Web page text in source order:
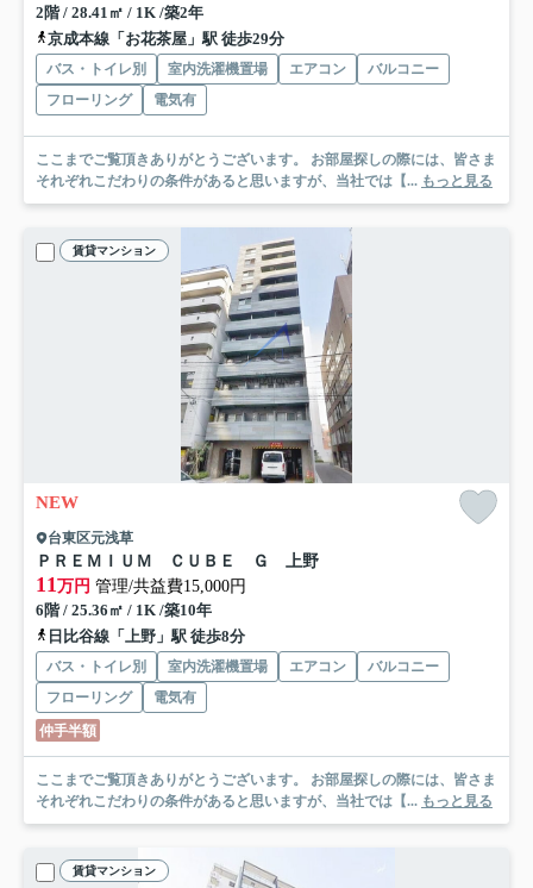
2階 / 28.41㎡ / 1K /築2年
京成本線「お花茶屋」駅 徒歩29分
バス・トイレ別 室内洗濯機置場 エアコン
バルコニー
フローリング
電気有
ここまでご覧頂きありがとうございます。 お部屋探しの際には、皆さま
それぞれこだわりの条件があると思いますが、当社では【... もっと見る
賃貸マンション
NEW
台東区元浅草
ＰＲＥＭＩＵＭ ＣＵＢＥ Ｇ 上野
11 万円 管理/共益費15,000円
6階 / 25.36㎡ / 1K /築10年
日比谷線「上野」駅 徒歩8分
バス・トイレ別 室内洗濯機置場 エアコン
バルコニー
フローリング
電気有
仲手半額
ここまでご覧頂きありがとうございます。 お部屋探しの際には、皆さま
それぞれこだわりの条件があると思いますが、当社では【... もっと見る
賃貸マンション